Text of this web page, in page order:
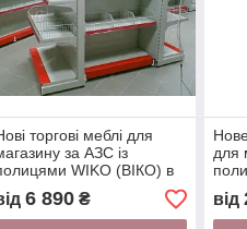
торгові меблі для
за АЗС із
WIKO (ВІКО) в
наявності та під
6 890₴
для
від